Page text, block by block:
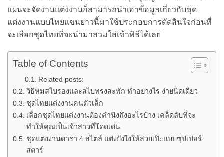
แผนจะจัดงานแต่งงานก็สามารถนำเอาข้อมูลเกี่ยวกับชุด
แต่งงานแบบไทยแขนยาวนี้มาใช้ประกอบการตัดสินใจก่อนที่
จะเลือกชุดไทยที่จะนำมาสวมใส่เข้าพิธีได้เลย
Table of Contents
Related posts:
วิธีห่มสไบรองและสไบทรงสะพัก ทำอย่างไร ง่ายนิดเดียว
ชุดไทยแต่งงานคนตัวเล็ก
เลือกชุดไทยแต่งงานต้องคำนึงถึงอะไรบ้าง เคล็ดลับที่จะ
ทำให้คุณเป็นเจ้าสาวที่โดดเด่น
ชุดแต่งงานดารา 4 สไตล์ แต่งยังไงให้สวยเป๊ะแบบซุปเปอร์
สตาร์